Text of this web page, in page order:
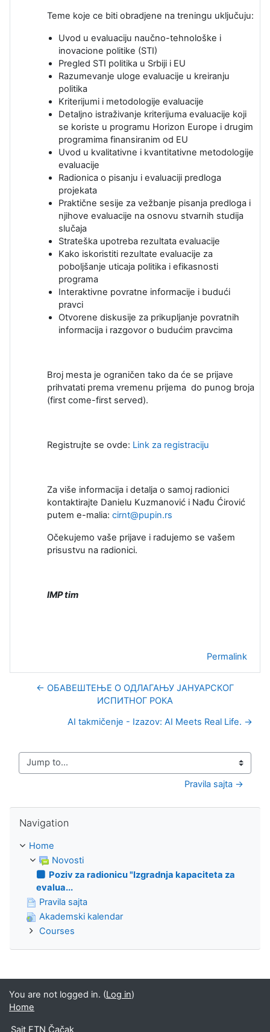
Teme koje ce biti obradjene na treningu uključuju:
Uvod u evaluaciju naučno-tehnološke i
inovacione politike (STI)
Pregled STI politika u Srbiji i EU
Razumevanje uloge evaluacije u kreiranju
politika
Kriterijumi i metodologije evaluacije
Detaljno istraživanje kriterijuma evaluacije koji
se koriste u programu Horizon Europe i drugim
programima finansiranim od EU
Uvod u kvalitativne i kvantitativne metodologije
evaluacije
Radionica o pisanju i evaluaciji predloga
projekata
Praktične sesije za vežbanje pisanja predloga i
njihove evaluacije na osnovu stvarnih studija
slučaja
Strateška upotreba rezultata evaluacije
Kako iskoristiti rezultate evaluacije za
poboljšanje uticaja politika i efikasnosti
programa
Interaktivne povratne informacije i budući
pravci
Otvorene diskusije za prikupljanje povratnih
informacija i razgovor o budućim pravcima
Broj mesta je ograničen tako da će se prijave
prihvatati prema vremenu prijema do punog broja
(first come-first served).
Registrujte se ovde: Link za registraciju
Za više informacija i detalja o samoj radionici
kontaktirajte Danielu Kuzmanović i Nađu Ćirović
putem e-malia: cirnt@pupin.rs
Očekujemo vaše prijave i radujemo se vašem
prisustvu na radionici.
IMP tim
Permalink
← ОБАВЕШТЕЊЕ O ОДЛАГАЊУ ЈАНУАРСКОГ
ИСПИТНОГ РОКА
AI takmičenje - Izazov: AI Meets Real Life. →
Jump to...
Pravila sajta →
Navigation
Home
Novosti
Poziv za radionicu "Izgradnja kapaciteta za
evalua...
Pravila sajta
Akademski kalendar
Courses
You are not logged in. (Log in)
Home
Sajt FTN Čačak